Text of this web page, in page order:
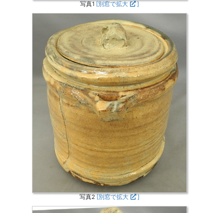
写真1 [別窓で拡大 ]
写真2 [別窓で拡大 ]